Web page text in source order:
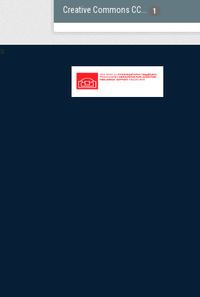
Creative Commons CC... 1
a